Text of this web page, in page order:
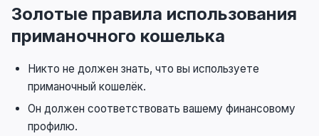
Золотые правила использования
приманочного кошелька
Никто не должен знать, что вы используете
приманочный кошелёк.
Он должен соответствовать вашему финансовому
профилю.